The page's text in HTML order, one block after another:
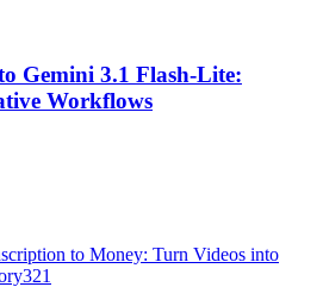
Gemini 3.1 Flash-Lite:
Workflows
to Money: Turn Videos into